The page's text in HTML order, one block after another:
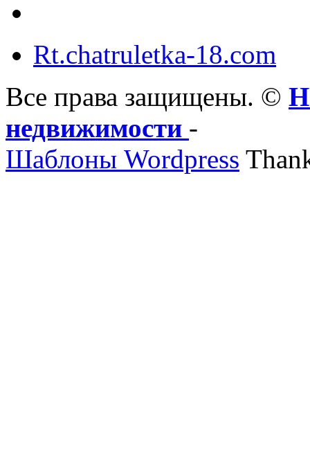
Rt.chatruletka-18.com
Все права защищены. ©
недвижимости -
Шаблоны Wordpress